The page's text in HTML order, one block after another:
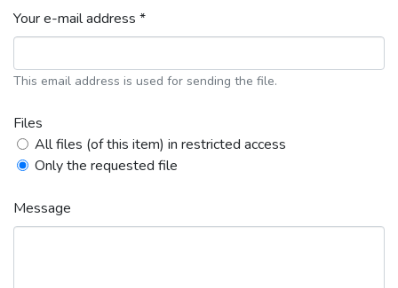
Your e-mail address *
This email address is used for sending the file.
Files
All files (of this item) in restricted access
Only the requested file
Message